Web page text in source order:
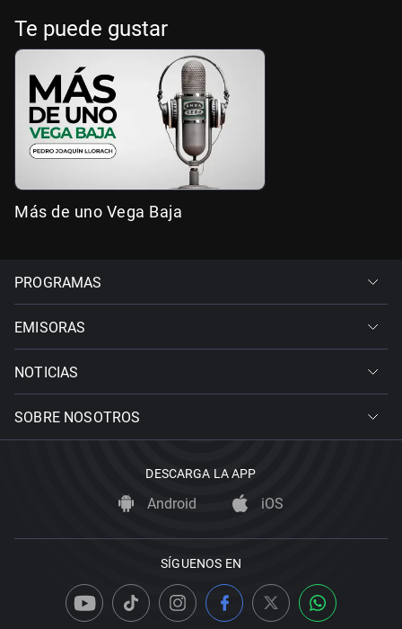
Te puede gustar
Más de uno Vega Baja
PROGRAMAS
EMISORAS
NOTICIAS
SOBRE NOSOTROS
DESCARGA LA APP
Android iOS
SÍGUENOS EN